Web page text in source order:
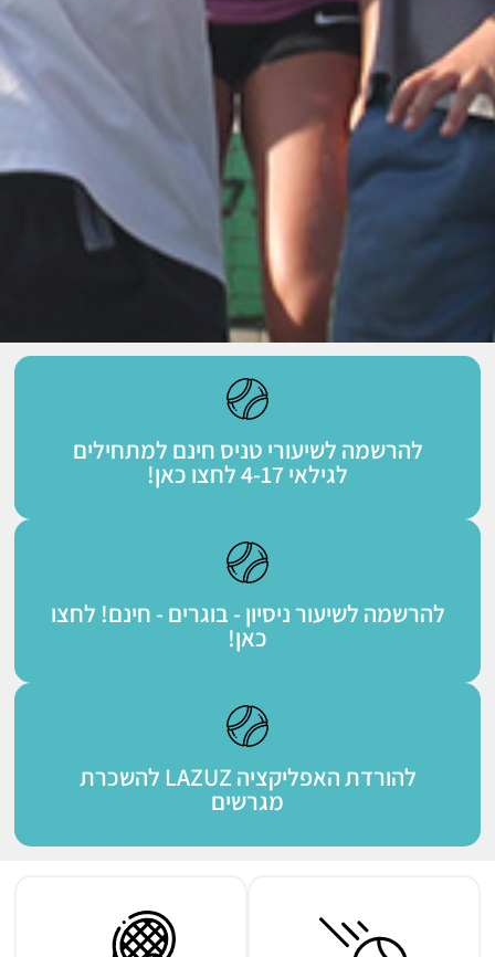
ברוכים הבאים
למועדון טניס בני
הרצליה
להרשמה לשיעורי טניס חינם למתחילים
לגילאי 4-17 לחצו כאן!
להרשמה לשיעור ניסיון - בוגרים - חינם! לחצו
כאן!​
להורדת האפליקציה LAZUZ להשכרת
מגרשים​